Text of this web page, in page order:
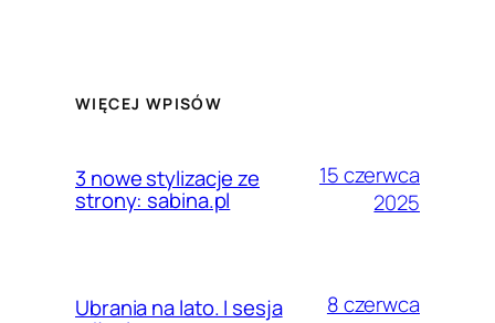
WIĘCEJ WPISÓW
3 nowe stylizacje ze
strony: sabina.pl
15 czerwca
2025
Ubrania na lato. I sesja
8 czerwca